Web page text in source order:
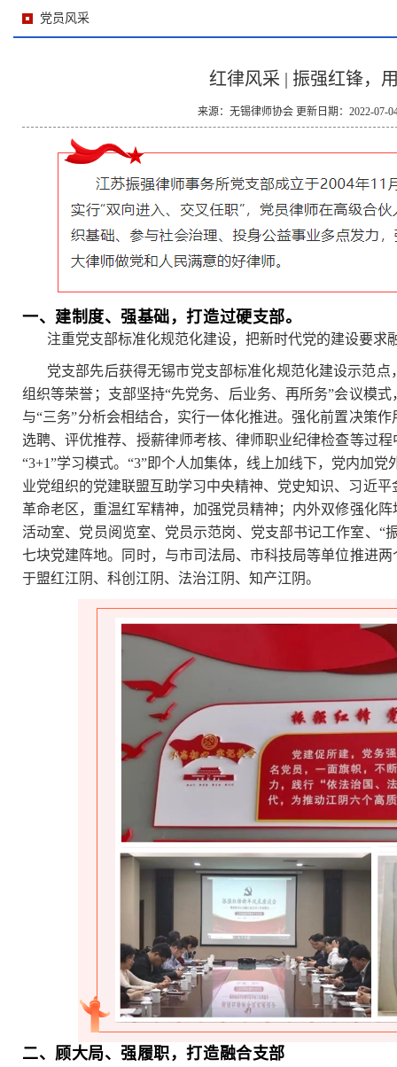
党员风采
红律风采 | 振强红锋，
来源：无锡律师协会 更新日期：2022-07-
一、建制度、强基础，打造过硬支部。
注重党支部标准化规范化建设，把新时代党的建设要求
党支部先后获得无锡市党支部标准化规范化建设示范
组织等荣誉；支部坚持“先党务、后业务、再所务”会议模
与“三务”分析会相结合，实行一体化推进。强化前置决策
选聘、评优推荐、授薪律师考核、律师职业纪律检查等过
“3+1”学习模式。“3”即个人加集体，线上加线下，党内加
业党组织的党建联盟互助学习中央精神、党史知识、习近
革命老区，重温红军精神，加强党员精神；内外双修强化
活动室、党员阅览室、党员示范岗、党支部书记工作室、“
七块党建阵地。同时，与市司法局、市科技局等单位推进
于盟红江阴、科创江阴、法治江阴、知产江阴。
二、顾大局、强履职，打造融合支部